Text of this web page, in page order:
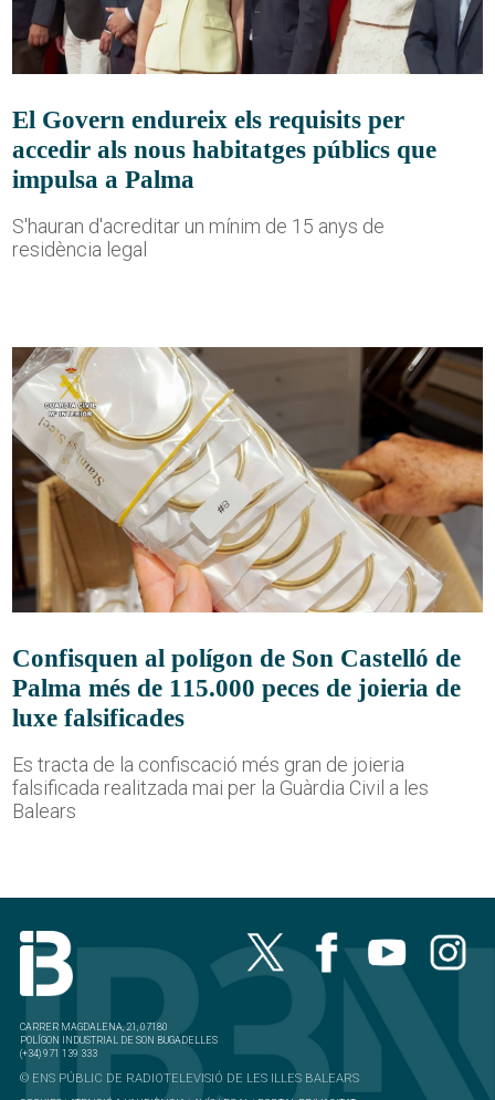
El Govern endureix els requisits per
accedir als nous habitatges públics que
impulsa a Palma
S'hauran d'acreditar un mínim de 15 anys de
residència legal
Confisquen al polígon de Son Castelló de
Palma més de 115.000 peces de joieria de
luxe falsificades
Es tracta de la confiscació més gran de joieria
falsificada realitzada mai per la Guàrdia Civil a les
Balears
CARRER MAGDALENA, 21, 07180
POLÍGON INDUSTRIAL DE SON BUGADELLES
(+34) 971 139 333
© ENS PÚBLIC DE RADIOTELEVISIÓ DE LES ILLES BALEARS